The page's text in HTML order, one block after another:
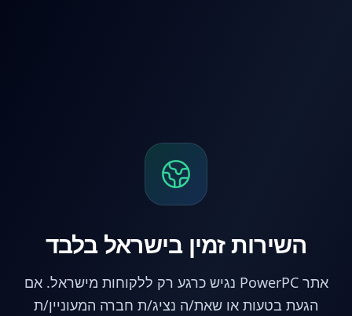
השירות זמין בישראל בלבד
אתר PowerPC נגיש כרגע רק ללקוחות מישראל. אם
הגעת בטעות או שאת/ה נציג/ת חברה המעוניין/ת